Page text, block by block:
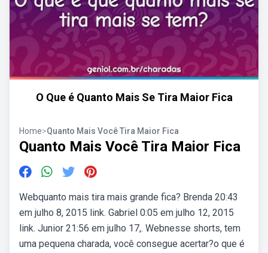
O Que é Quanto Mais Se Tira Maior Fica
Home>Quanto Mais Você Tira Maior Fica
Quanto Mais Você Tira Maior Fica
Webquanto mais tira mais grande fica? Brenda 20:43
em julho 8, 2015 link. Gabriel 0:05 em julho 12, 2015
link. Junior 21:56 em julho 17,. Webnesse shorts, tem
uma pequena charada, você consegue acertar?o que é